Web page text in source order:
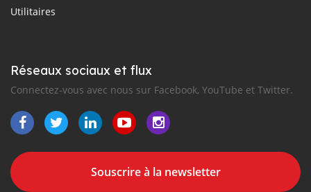
Utilitaires
Réseaux sociaux et flux
Connectez-vous avec nous sur Facebook, YouTube et Twitter.
Souscrire à la newsletter